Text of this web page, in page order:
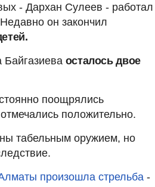
- Дархан Сулеев - работал
он закончил
Байгазиева осталось двое
поощрялись
положительно.
табельным оружием, но
произошла стрельба -